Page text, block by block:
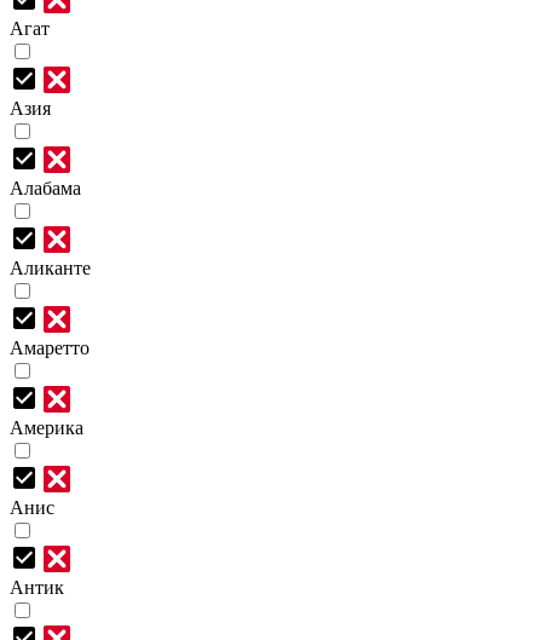
Агат
Азия
Алабама
Аликанте
Амаретто
Америка
Анис
Антик